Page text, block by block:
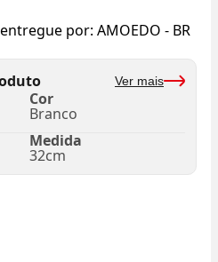
por: AMOEDO - BR
Ver mais
Cor
Branco
Medida
32cm